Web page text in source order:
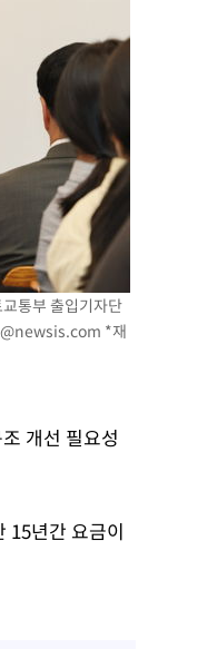
통부 출입기자단
*재
개선 필요성
15년간 요금이